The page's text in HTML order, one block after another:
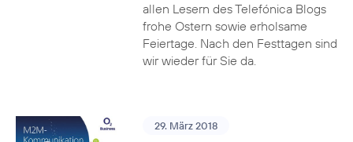
allen Lesern des Telefónica Blogs
frohe Ostern sowie erholsame
Feiertage. Nach den Festtagen sind
wir wieder für Sie da.
29. März 2018